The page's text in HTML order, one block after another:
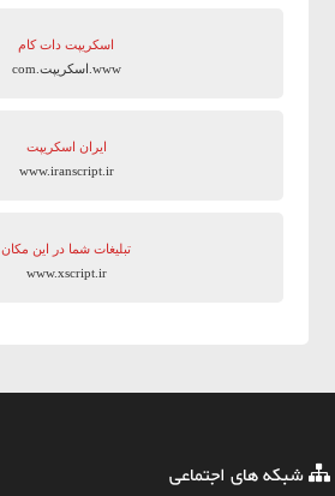
اسکریپت دات کام
www.اسکریپت.com
ایران اسکریپت
www.iranscript.ir
تبلیغات شما در این مکان
www.xscript.ir
شبکه های اجتماعی